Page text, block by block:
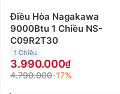
Điều Hòa Nagakawa
9000Btu 1 Chiều NS-
C09R2T30
1 Chiều
3.990.000
4.790.000-17%